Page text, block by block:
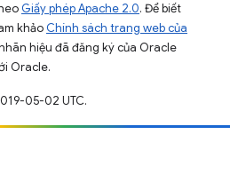
Giấy phép Apache 2.0. Để biết
khảo Chính sách trang web của
hiệu đã đăng ký của Oracle
Oracle.
05-02 UTC.